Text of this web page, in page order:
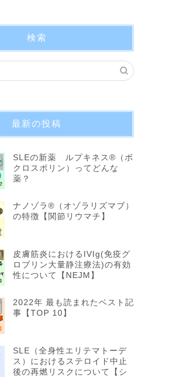
検索
最新の投稿
SLEの新薬 ルプキネス®︎（ボ
クロスポリン）ってどんな
薬？
ナノゾラ®︎（オゾラリズマブ）
の特徴【関節リウマチ】
皮膚筋炎におけるIVIg(免疫グ
ロブリン大量静注療法)の有効
性について【NEJM】
2022年 最も読まれたベスト記
事【TOP 10】
SLE（全身性エリテマトーデ
ス）におけるステロイド中止
後の再燃リスクについて【シ